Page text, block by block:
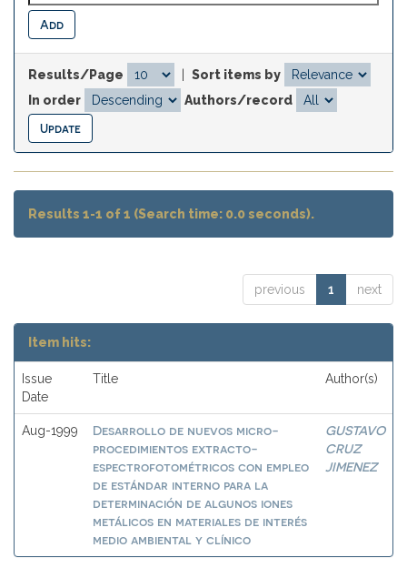
Results/Page
Sort items by
In order
Authors/record
Results 1-1 of 1 (Search time: 0.0 seconds).
previous 1 next
Item hits:
Issue
Date
Title Author(s)
Aug-1999
Desarrollo de nuevos micro-
procedimientos extracto-
espectrofotométricos con empleo
de estándar interno para la
determinación de algunos iones
metálicos en materiales de interés
medio ambiental y clínico
GUSTAVO
CRUZ
JIMENEZ